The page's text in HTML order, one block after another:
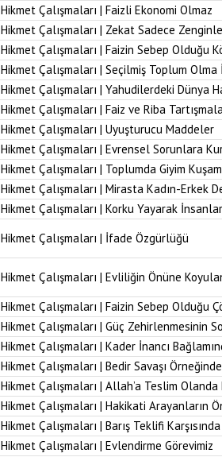
Hikmet Çalışmaları | Faizli Ekonomi Olmaz
Hikmet Çalışmaları | Zekat Sadece
Hikmet Çalışmaları | Faizin Sebep Olduğu
Hikmet Çalışmaları | Seçilmiş Toplum Olma
Hikmet Çalışmaları | Yahudilerdeki Dünya
Hikmet Çalışmaları | Faiz ve Riba
Hikmet Çalışmaları | Uyuşturucu Maddeler
Hikmet Çalışmaları | Evrensel Sorunlara
Hikmet Çalışmaları | Toplumda Giyim Kuşam
Hikmet Çalışmaları | Mirasta Kadın-Erkek
Hikmet Çalışmaları | Korku Yayarak
Hikmet Çalışmaları | İfade Özgürlüğü
Hikmet Çalışmaları | Evliliğin Önüne
Hikmet Çalışmaları | Faizin Sebep Olduğu
Hikmet Çalışmaları | Güç Zehirlenmesinin
Hikmet Çalışmaları | Kader İnancı
Hikmet Çalışmaları | Bedir Savaşı
Hikmet Çalışmaları | Allah’a Teslim
Hikmet Çalışmaları | Hakikati Arayanların
Hikmet Çalışmaları | Barış Teklifi
Hikmet Çalışmaları | Evlendirme Görevimiz